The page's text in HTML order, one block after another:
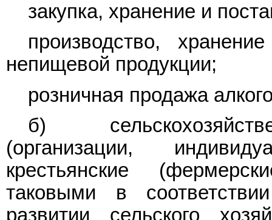
закупка, хранение и
производство,
непищевой продукции;
розничная продажа
б)
(организации,
крестьянские
таковыми в
развитии сельского